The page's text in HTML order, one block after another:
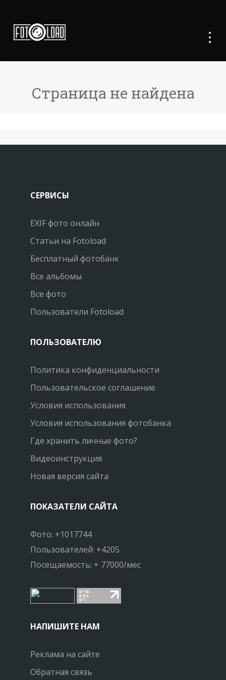
Страница не найдена
СЕРВИСЫ
EXIF фото онлайн
Статьи на Fotoload
Бесплатный фотобанк
Все альбомы
Все фото
Пользователи Fotoload
ПОЛЬЗОВАТЕЛЮ
Политика конфиденциальности
Пользовательское соглашение
Условия использования
Условия использования фотобанка
Где хранить личные фото?
Видеоинструкция
Новая версия сайта
ПОКАЗАТЕЛИ САЙТА
Фото: +1017744
Пользователей: +4205
Посещаемость: + 77000/мес
НАПИШИТЕ НАМ
Реклама на сайте
Обратная связь